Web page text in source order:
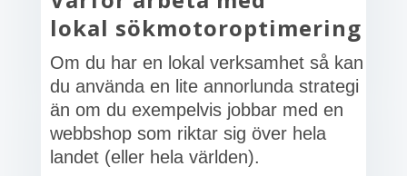
lokal sökmotoroptimering
Om du har en lokal verksamhet så kan
du använda en lite annorlunda strategi
än om du exempelvis jobbar med en
webbshop som riktar sig över hela
landet (eller hela världen).